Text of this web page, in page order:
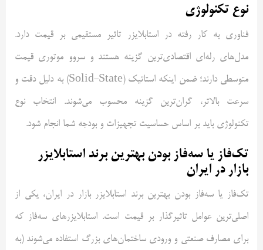
نوع تکنولوژی
فناوری به کار رفته در استابلایزر تاثیر مستقیمی بر قیمت دارد.
مدل‌های رله‌ای اقتصادی‌ترین گزینه هستند و سروو موتوری قیمت
متوسطی دارند؛ ضمن اینکه استاتیک (Solid-State) به دلیل دقت و
سرعت بالاتر، گران‌ترین گزینه محسوب می‌شوند. انتخاب نوع
تکنولوژی باید بر اساس حساسیت تجهیزات و بودجه شما انجام شود.
تک‌فاز یا سه‌فاز بودن بهترین برند استابلایزر
بازار در ایران
تک‌فاز یا سه‌فاز بودن بهترین برند استابلایزر بازار در ایران، یکی از
اصلی‌ترین عوامل تاثیرگذار بر قیمت است. استابلایزرهای سه‌فاز که
برای مصارف صنعتی و ورودی ساختمان‌های بزرگ استفاده می‌شوند (به